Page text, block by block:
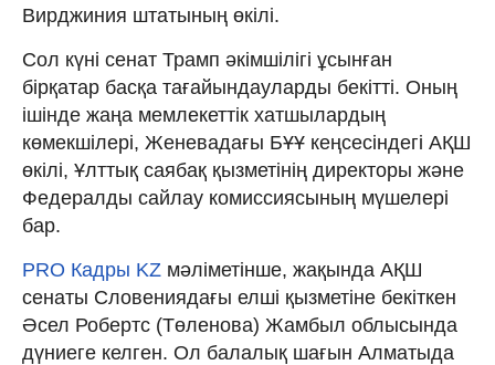
Вирджиния штатының өкілі.
Сол күні сенат Трамп әкімшілігі ұсынған
бірқатар басқа тағайындауларды бекітті. Оның
ішінде жаңа мемлекеттік хатшылардың
көмекшілері, Женевадағы БҰҰ кеңсесіндегі АҚШ
өкілі, Ұлттық саябақ қызметінің директоры және
Федералды сайлау комиссиясының мүшелері
бар.
PRO Кадры KZ мәліметінше, жақында АҚШ
сенаты Словениядағы елші қызметіне бекіткен
Әсел Робертс (Төленова) Жамбыл облысында
дүниеге келген. Ол балалық шағын Алматыда